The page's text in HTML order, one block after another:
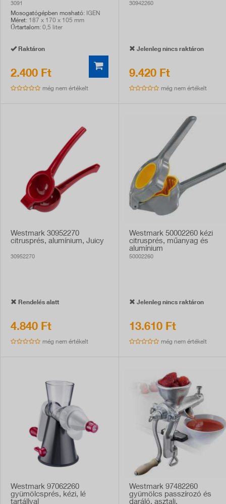
3091
Mosogatógépben mosható: IGEN
Méret: 187 x 170 x 105 mm
Űrtartalom: 0,5 liter
Raktáron
2.400 Ft
még nem értékelt
30942260
Jelenleg nincs raktáron
9.420 Ft
még nem értékelt
Westmark 30952270
citrusprés, alumínium, Juicy
30952270
Rendelés alatt
4.840 Ft
még nem értékelt
Westmark 50002260 kézi
citrusprés, műanyag és
alumínium
50002260
Jelenleg nincs raktáron
13.610 Ft
még nem értékelt
Westmark 97062260
gyümölcsprés, kézi, lé
tartállyal
Westmark 97482260
gyümölcs passzírozó és
daráló, asztali,